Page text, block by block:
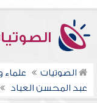
الصوتيات علماء
عبد المحسن العباد